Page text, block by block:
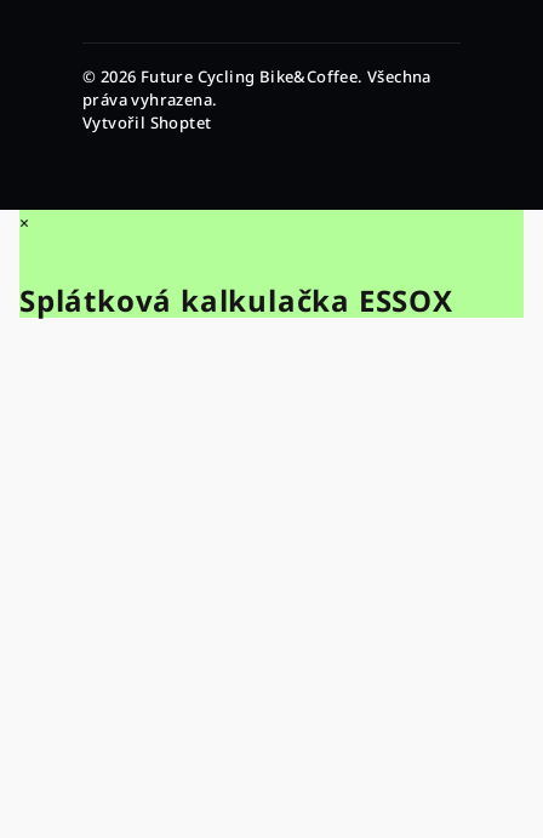
© 2026 Future Cycling Bike&Coffee. Všechna
práva vyhrazena.
Vytvořil Shoptet
×
Splátková kalkulačka ESSOX